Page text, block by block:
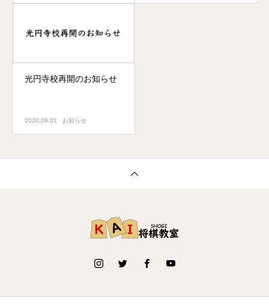
光円寺校再開のお知らせ
2020.09.01 お知らせ